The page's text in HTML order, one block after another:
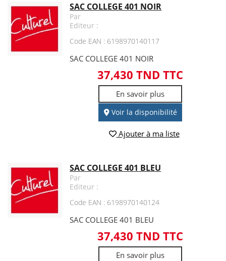
SAC COLLEGE 401 NOIR
Par
Editeur :
Code EAN : 6198970140117
SAC COLLEGE 401 NOIR
37,430 TND TTC
En savoir plus
Voir la disponibilité
Ajouter à ma liste
SAC COLLEGE 401 BLEU
Par
Editeur :
Code EAN : 6198970140124
SAC COLLEGE 401 BLEU
37,430 TND TTC
En savoir plus